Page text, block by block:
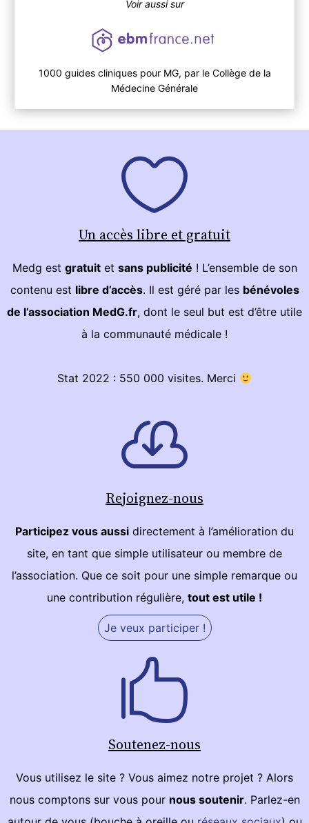
Voir aussi sur
1000 guides cliniques pour MG, par le Collège de la
Médecine Générale
Un accès libre et gratuit
Medg est gratuitet sans publicité ! L’ensemble de son
contenu est libre d’accès. Il est géré par les bénévoles
de l’association MedG.fr, dont le seul but est d’être utile
à la communauté médicale !
Stat 2022 : 550 000 visites. Merci
Rejoignez-nous
Participez vous aussi directement à l’amélioration du
site, en tant que simple utilisateur ou membre de
l’association. Que ce soit pour une simple remarque ou
une contribution régulière, tout est utile !
Je veux participer !
Soutenez-nous
Vous utilisez le site ? Vous aimez notre projet ? Alors
nous comptons sur vous pour nous soutenir. Parlez-en